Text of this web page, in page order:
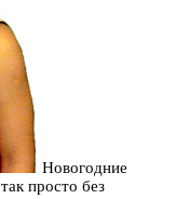
Новогодние
просто без